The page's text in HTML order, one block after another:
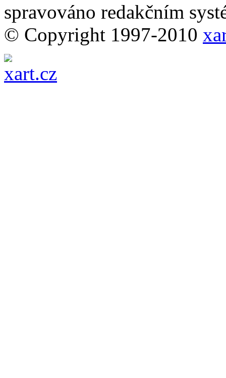
spravováno redakčním
© Copyright 1997-2010